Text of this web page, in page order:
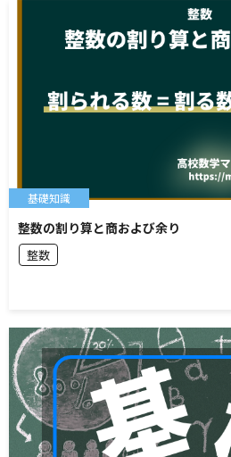
整数の割り算と商および余り
整数
基礎知識